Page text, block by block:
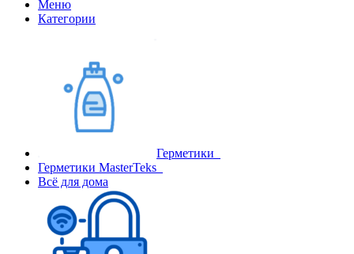
Меню
Категории
Герметики
Герметики MasterTeks
Всё для дома